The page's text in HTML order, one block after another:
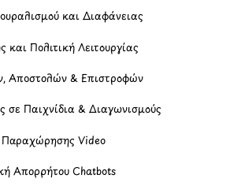
και Διαφάνειας
και Πολιτική Λειτουργίας
Αποστολών & Επιστροφών
σε Παιχνίδια & Διαγωνισμούς
Παραχώρησης Video
Απορρήτου Chatbots